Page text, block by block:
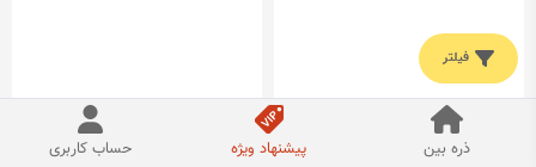
خنک کننده روغن شاهین
ژل آبرسان هایلایف مدل هیدروژل
200 میلی - زیبارویان
فیلتر
ذره بین پیشنهاد ویژه حساب کاربری